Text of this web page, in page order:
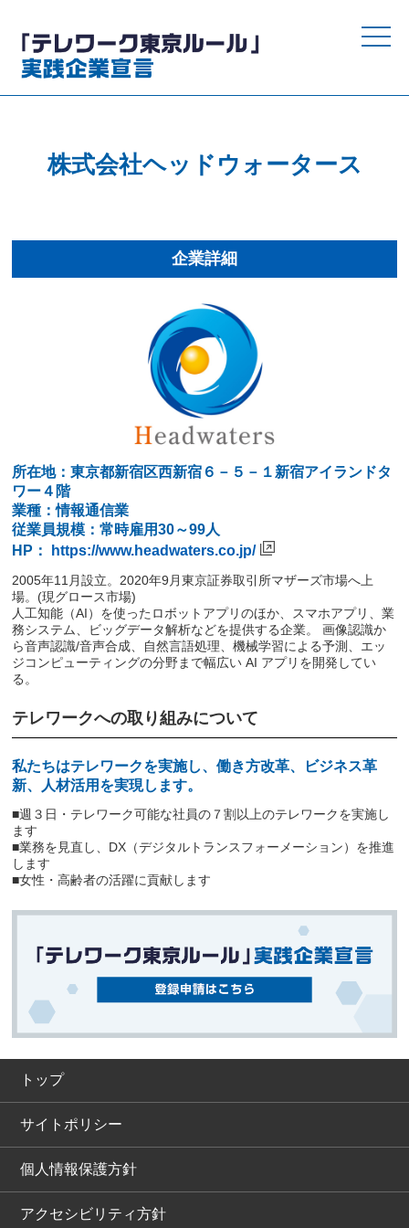
toggle
株式会社ヘッドウォータース
企業詳細
所在地：東京都新宿区西新宿６－５－１新宿アイランドタ
ワー４階
業種：情報通信業
従業員規模：常時雇用30～99人
HP：
https://www.headwaters.co.jp/
2005年11月設立。2020年9月東京証券取引所マザーズ市場へ上
場。(現グロース市場)
人工知能（AI）を使ったロボットアプリのほか、スマホアプリ、業
務システム、ビッグデータ解析などを提供する企業。 画像認識か
ら音声認識/音声合成、自然言語処理、機械学習による予測、エッ
ジコンピューティングの分野まで幅広い AI アプリを開発してい
る。
テレワークへの取り組みについて
私たちはテレワークを実施し、働き方改革、ビジネス革
新、人材活用を実現します。
■週３日・テレワーク可能な社員の７割以上のテレワークを実施し
ます
■業務を見直し、DX（デジタルトランスフォーメーション）を推進
します
■女性・高齢者の活躍に貢献します
トップ
サイトポリシー
個人情報保護方針
アクセシビリティ方針